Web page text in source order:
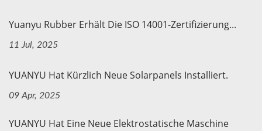
Yuanyu Rubber Erhält Die ISO 14001-Zertifizierung...
11 Jul, 2025
YUANYU Hat Kürzlich Neue Solarpanels Installiert.
09 Apr, 2025
YUANYU Hat Eine Neue Elektrostatische Maschine